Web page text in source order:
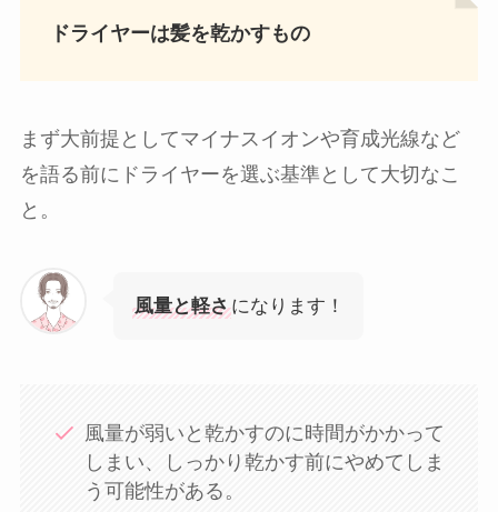
ドライヤーは髪を乾かすもの
まず大前提としてマイナスイオンや育成光線など
を語る前にドライヤーを選ぶ基準として大切なこ
と。
風量と軽さになります！
風量が弱いと乾かすのに時間がかかって
しまい、しっかり乾かす前にやめてしま
う可能性がある。